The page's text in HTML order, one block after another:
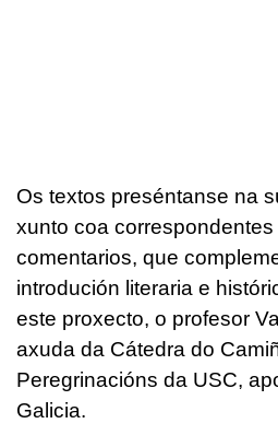
Os textos preséntanse na
xunto coa
comentarios, que
introdución literaria e
este proxecto, o profesor
axuda da Cátedra do
Peregrinacións da USC,
Galicia.